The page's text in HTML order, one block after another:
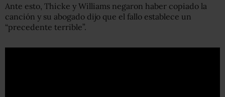
Ante esto, Thicke y Williams negaron haber copiado la
canción y su abogado dijo que el fallo establece un
“precedente terrible”.